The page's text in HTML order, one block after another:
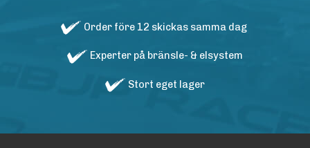
Order före 12 skickas samma dag
Experter på bränsle- & elsystem
Stort eget lager